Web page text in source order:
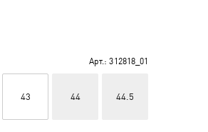
Арт.: 312818_01
43 44 44.5